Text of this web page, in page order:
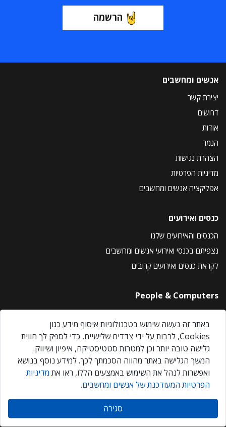
הרשמה
אנשים ומחשבים
יצירת קשר
דרושים
אודות
הנמר
הצהרת נגישות
מדיניות הפרטיות
אפליקציה אנשים ומחשבים
כנסים ואירועים
הכנסים והאירועים שלנו
נצפיתם בכנסי ואירועי אנשים ומחשבים
לקראת כנסים ואירועים קרובים
People & Computers
About Us
Privacy Policy
Contact Us
Our Events
אנשים ומחשבים © 2026 – כל הזכויות שמורות
באתר זה נעשה שימוש בטכנולוגיות איסוף מידע כגון
Cookies, לרבות על ידי צדדים שלישיים, כדי לספק לך חווית
גלישה טובה יותר וכן למטרות סטטיסטיקה, איפיון ושיווק.
המשך הגלישה באתר מהווה הסכמתך לכך. למידע נוסף בנושא
ואפשרות לנהל את השימוש באמצעים הללו, ראו את מדיניות
הפרטיות המעודכנת של אנשים ומחשבים.
סגירה